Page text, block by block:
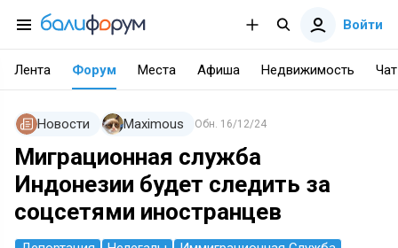
Войти
Лента Форум Места Афиша Недвижимость Чат
Новости Maximous Обн. 16/12/24
Миграционная служба
Индонезии будет следить за
соцсетями иностранцев